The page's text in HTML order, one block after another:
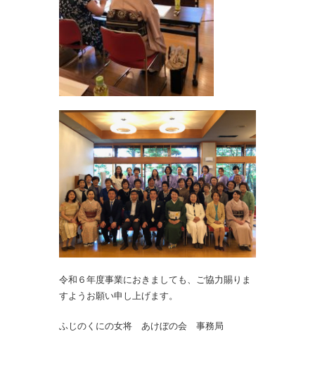
令和６年度事業におきましても、ご協力賜りま
すようお願い申し上げます。
ふじのくにの女将 あけぼの会 事務局